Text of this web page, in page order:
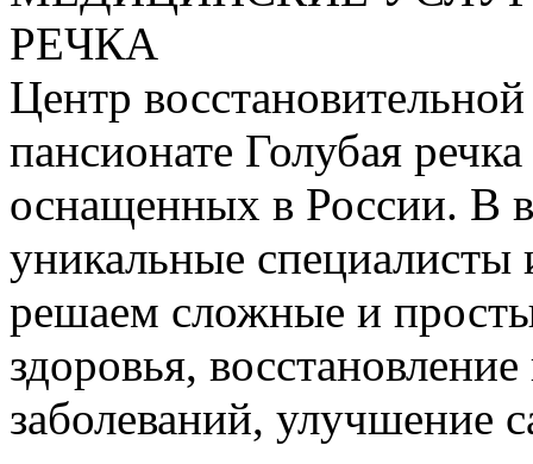
РЕЧКА
Центр
пансионате Голубая
оснащенных в России. В
уникальные
решаем сложные и
здоровья,
заболеваний, улучшение